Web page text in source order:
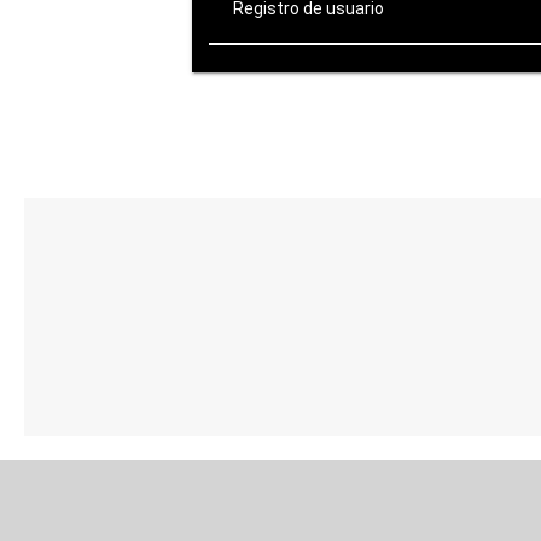
Registro de usuario